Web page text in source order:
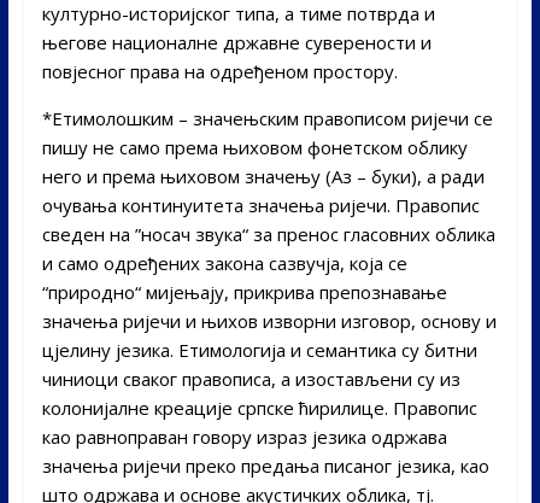
културно-историјског типа, а тиме потврда и
његове националне државне суверености и
повјесног права на одређеном простору.
*Етимолошким – значењским правописом ријечи се
пишу не само према њиховом фонетском облику
него и према њиховом значењу (Аз – буки), а ради
очувања континуитета значења ријечи. Правопис
сведен на ”носач звука“ за пренос гласовних облика
и само одређених закона сазвучја, која се
“природно“ мијењају, прикрива препознавање
значења ријечи и њихов изворни изговор, основу и
цјелину језика. Етимологија и семантика су битни
чиниоци сваког правописа, а изостављени су из
колонијалне креације српске ћирилице. Правопис
као равноправан говору израз језика одржава
значења ријечи преко предања писаног језика, као
што одржава и основе акустичких облика, тј.